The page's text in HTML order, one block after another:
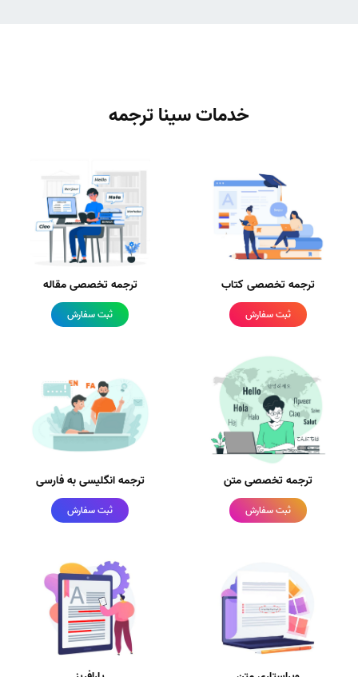
خدمات سینا ترجمه
ترجمه تخصصی کتاب
ثبت سفارش
ترجمه تخصصی مقاله
ثبت سفارش
ترجمه تخصصی متن
ثبت سفارش
ترجمه انگلیسی به فارسی
ثبت سفارش